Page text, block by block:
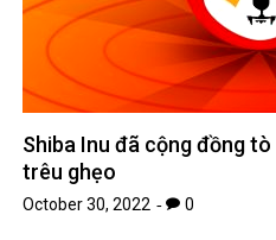
Shiba Inu đã cộng đồng
trêu ghẹo
October 30, 2022 0